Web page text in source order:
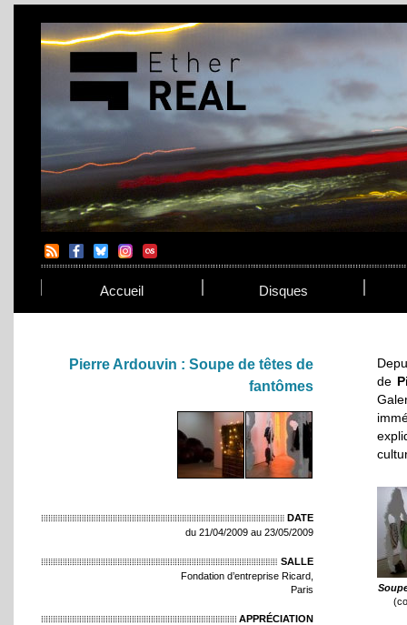
Accueil Disques
Pierre Ardouvin : Soupe de têtes de
fantômes
DATE
du 21/04/2009 au 23/05/2009
SALLE
Fondation d’entreprise Ricard,
Paris
APPRÉCIATION
de